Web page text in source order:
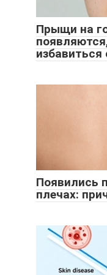
Прыщи на
Появились
плечах: